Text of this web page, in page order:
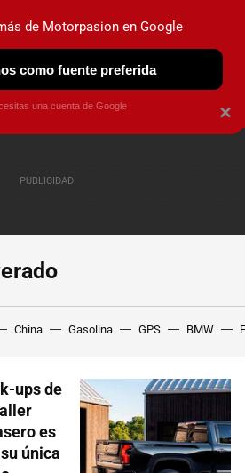
OBSERVATORIO
China Gasolina GPS BMW
ups de
es
única
×
de Motorpasion en Google
como fuente preferida
una cuenta de Google